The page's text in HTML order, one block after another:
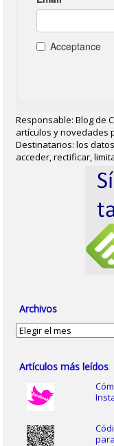
Responsable: Blog de
artículos y novedades
Destinatarios: los
acceder, rectificar,
Archivos
Archivos
Artículos más leídos